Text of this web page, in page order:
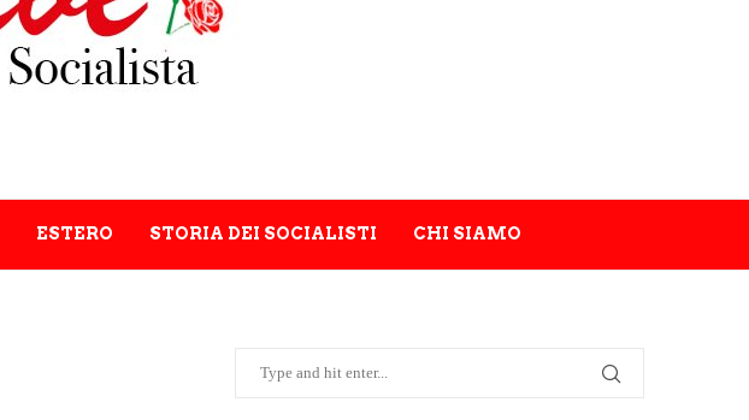
ESTERO STORIA DEI SOCIALISTI CHI SIAMO